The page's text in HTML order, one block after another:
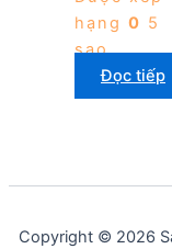
hạng 0 5
sao
Đọc tiếp
Copyright © 2026